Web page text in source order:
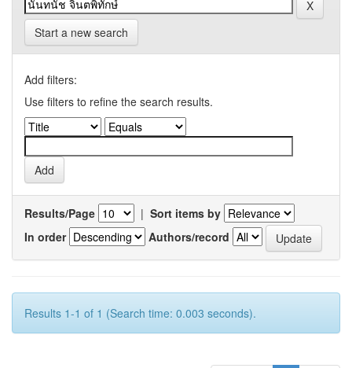
Start a new search
Add filters:
Use filters to refine the search results.
Results/Page | Sort items by
In order
Authors/record
Results 1-1 of 1 (Search time: 0.003 seconds).